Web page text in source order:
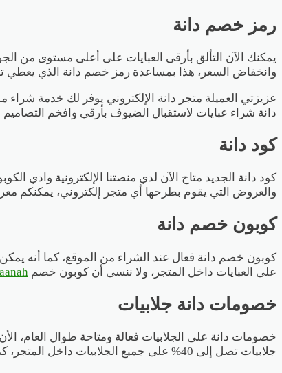
رمز خصم دانة
يمكنك الآن التألق بأرقى العبايات على أعلى مستوى من
وانخفاض السعر، هذا بمساعدة رمز خصم دانة الذي يعطي تخفيض فعال 100% عند استخدامه
دانة شراء عبايات لاستقبال الضيوف بأرقي وافخم
كود دانة
والعروض التي يقوم بطرحها أي متجر إلكتروني، يمكنكم
كوبون خصم دانة
على العبايات داخل المتجر، ولا ننسى أن كوبون خصم
خصومات دانة جلابيات
خصومات دانة على الجلابيات فعالة ومتاحة طوال العام،
جلابيات تصل إلى 40% على جميع الجلابيات داخل المتجر، كما أن كود خصم دانة يعطي تخفيضات إضافية على العبايات.